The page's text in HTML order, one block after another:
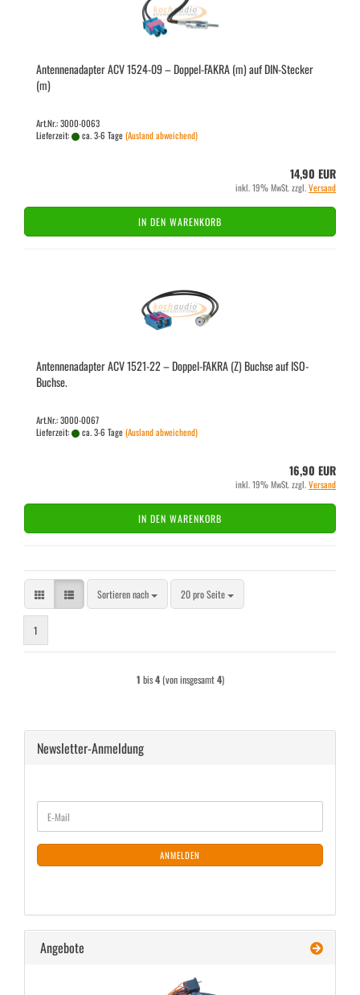
An­ten­nen­ad­ap­ter ACV 1524-​09 – Doppel-​​FAKRA (m) auf DIN-​Ste­cker
(m)
Art.Nr.: 3000-0063
Lieferzeit:
ca. 3-6 Tage(Ausland abweichend)
14,90 EUR
inkl. 19% MwSt. zzgl.Versand
IN DEN WARENKORB
An­ten­nen­ad­ap­ter ACV 1521-​22 – Doppel-​​FAKRA (Z) Buch­se auf ISO-​
Buch­se.
Art.Nr.: 3000-0067
Lieferzeit:
ca. 3-6 Tage(Ausland abweichend)
16,90 EUR
inkl. 19% MwSt. zzgl.Versand
IN DEN WARENKORB
Sortieren nach
Sortieren nach 20 pro Seite
pro Seite
1
1 bis4(von insgesamt4)
Newsletter-Anmeldung
ZUR
NEWSLETTER-
ANMELDUNG
E-
Mail
ANMELDEN
Angebote